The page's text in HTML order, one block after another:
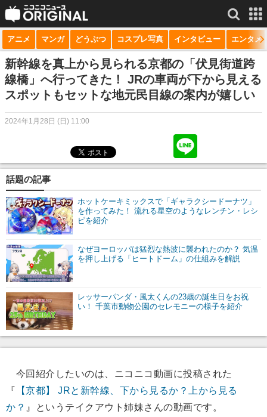
サービス一覧 もっと見る
niconico
動画
生放送
マンガ
ニコニコQ
アニメ マンガ どうぶつ コスプレ写真 インタビュー エンタメ
新幹線を真上から見られる京都の「伏見街道跨
線橋」へ行ってきた！ JRの車両が下から見える
スポットもセットな地元民目線の案内が嬉しい
2024年1月28日 (日) 11:00
話題の記事
ホットケーキミックスで「ギャラクシードーナツ」
を作ってみた！ 流れる星空のようなレンチン・レシ
ピを紹介
なぜヨーロッパは猛烈な熱波に襲われたのか？ 気温
を押し上げる「ヒートドーム」の仕組みを解説
レッサーパンダ・風太くんの23歳の誕生日をお祝
い！ 千葉市動物公園のセレモニーの様子を紹介
今回紹介したいのは、ニコニコ動画に投稿された
『 【京都】 JRと新幹線、下から見るか？上から見る
か？ 』というテイクアウト姉妹さんの動画です。